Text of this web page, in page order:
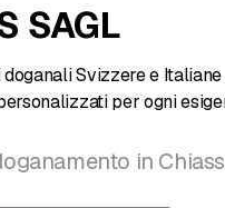
SAGL
Svizzere e
per ogni
in